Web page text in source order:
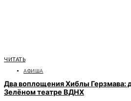
ЧИТАТЬ
АФИША
Два воплощения Хиблы Герзмава:
Зелёном театре ВДНХ